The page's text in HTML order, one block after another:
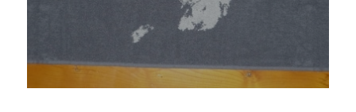
Haben sie Fragen zu unseren